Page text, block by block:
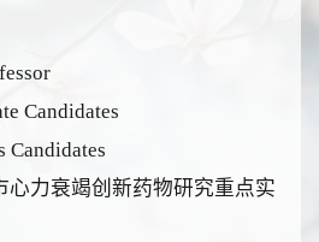
Candidates
Candidates
心力衰竭创新药物研究重点实